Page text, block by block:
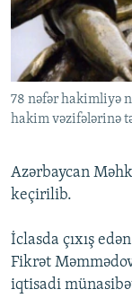
İNFOQRAFIKA
KARIKATURA
AZƏRBAYCAN
İSLAM VƏ
İZ - MƏDƏNIYYƏT
MISSIYAMIZ
PEŞƏ ETIKASI VƏ
AZADLIQRADIOSU
XƏBƏR
BIZI IZLƏ
RFE/RL-in
78 nəfər hakimliyə
hakim vəzifələrinə
Azərbaycan
keçirilib.
İclasda çıxış
Fikrət
iqtisadi